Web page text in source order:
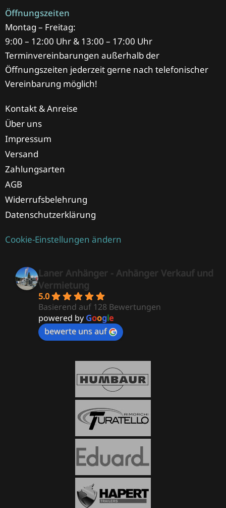
Öffnungszeiten
Montag – Freitag:
9:00 – 12:00 Uhr & 13:00 – 17:00 Uhr
Terminvereinbarungen außerhalb der
Öffnungszeiten jederzeit gerne nach telefonischer
Vereinbarung möglich!
Kontakt & Anreise
Über uns
Impressum
Versand
Zahlungsarten
AGB
Widerrufsbelehrung
Datenschutzerklärung
Cookie-Einstellungen ändern
Laner Anhänger - Anhänger Verkauf und
Vermietung
5.0
Basierend auf 128 Bewertungen
powered by Google
bewerte uns auf